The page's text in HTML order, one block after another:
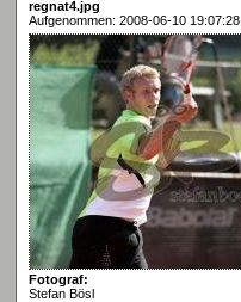
regnat4.jpg
Aufgenommen: 2008-06-10 19:07:28
Fotograf:
Stefan Bösl